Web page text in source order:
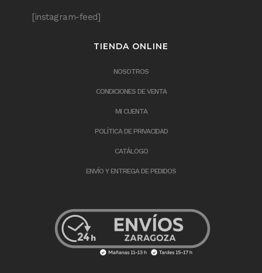
[instagram-feed]
TIENDA ONLINE
NOSOTROS
CONDICIONES DE VENTA
MI CUENTA
POLÍTICA DE PRIVACIDAD
CATÁLOGO
ENVÍO Y ENTREGA DE PEDIDOS